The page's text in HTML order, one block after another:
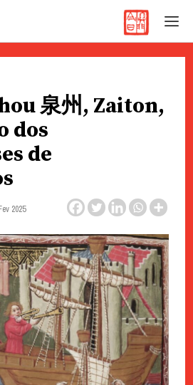
泉州, Zaiton,
dos
de
2025